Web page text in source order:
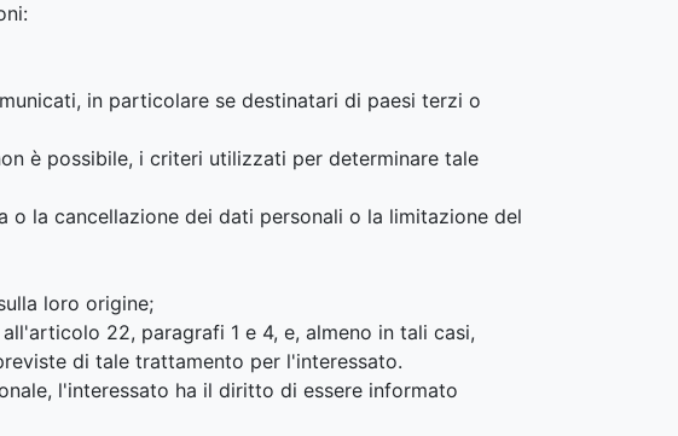
in particolare se destinatari di paesi terzi o
è possibile, i criteri utilizzati per determinare tale
la cancellazione dei dati personali o la limitazione del
loro origine;
22, paragrafi 1 e 4, e, almeno in tali casi,
di tale trattamento per l'interessato.
l'interessato ha il diritto di essere informato